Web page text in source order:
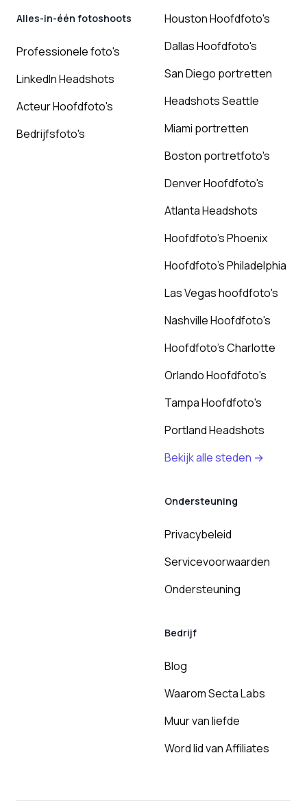
Alles-in-één fotoshoots
Professionele foto's
LinkedIn Headshots
Acteur Hoofdfoto's
Bedrijfsfoto's
Houston Hoofdfoto's
Dallas Hoofdfoto's
San Diego portretten
Headshots Seattle
Miami portretten
Boston portretfoto's
Denver Hoofdfoto's
Atlanta Headshots
Hoofdfoto's Phoenix
Hoofdfoto's Philadelphia
Las Vegas hoofdfoto's
Nashville Hoofdfoto's
Hoofdfoto's Charlotte
Orlando Hoofdfoto's
Tampa Hoofdfoto's
Portland Headshots
Bekijk alle steden →
Ondersteuning
Privacybeleid
Servicevoorwaarden
Ondersteuning
Bedrijf
Blog
Waarom Secta Labs
Muur van liefde
Word lid van Affiliates